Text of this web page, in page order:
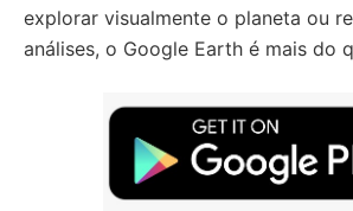
explorar visualmente o planeta ou
análises, o Google Earth é mais do